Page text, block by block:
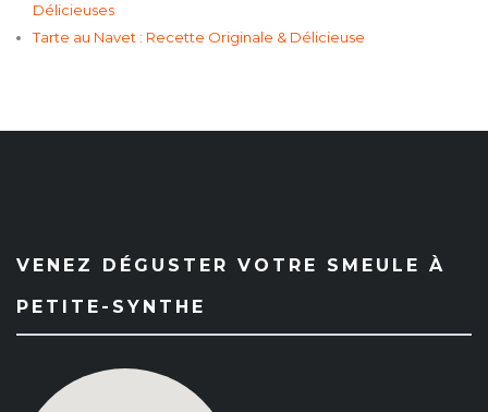
Délicieuses
Tarte au Navet : Recette Originale & Délicieuse
VENEZ DÉGUSTER VOTRE SMEULE À
PETITE-SYNTHE